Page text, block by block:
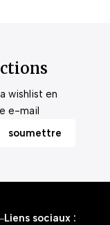
wishlist en
e-mail
Liens sociaux :